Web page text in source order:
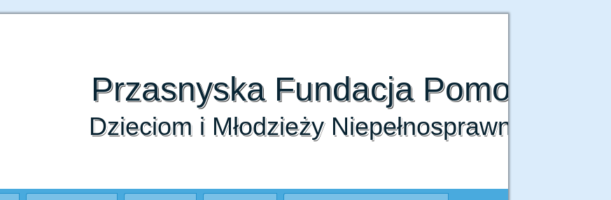
Przasnyska Fundacja Pomocy
Dzieciom i Młodzieży Niepełnosprawnej